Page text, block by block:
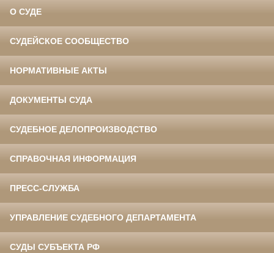
О СУДЕ
СУДЕЙСКОЕ СООБЩЕСТВО
НОРМАТИВНЫЕ АКТЫ
ДОКУМЕНТЫ СУДА
СУДЕБНОЕ ДЕЛОПРОИЗВОДСТВО
СПРАВОЧНАЯ ИНФОРМАЦИЯ
ПРЕСС-СЛУЖБА
УПРАВЛЕНИЕ СУДЕБНОГО ДЕПАРТАМЕНТА
СУДЫ СУБЪЕКТА РФ